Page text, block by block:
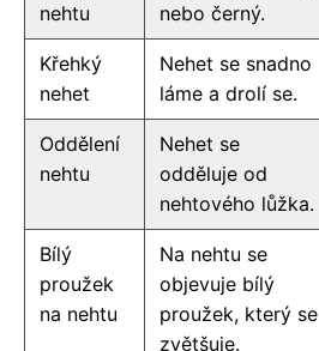
nehtu
nebo černý.
Křehký
nehet
Nehet se snadno
láme a drolí se.
Oddělení
nehtu
Nehet se
odděluje od
nehtového lůžka.
Bílý
proužek
na nehtu
Na nehtu se
objevuje bílý
proužek, který se
zvětšuje.